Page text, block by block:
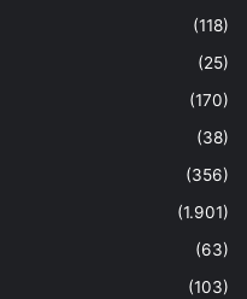
(118)
(25)
(170)
(38)
(356)
(1.901)
(63)
(103)